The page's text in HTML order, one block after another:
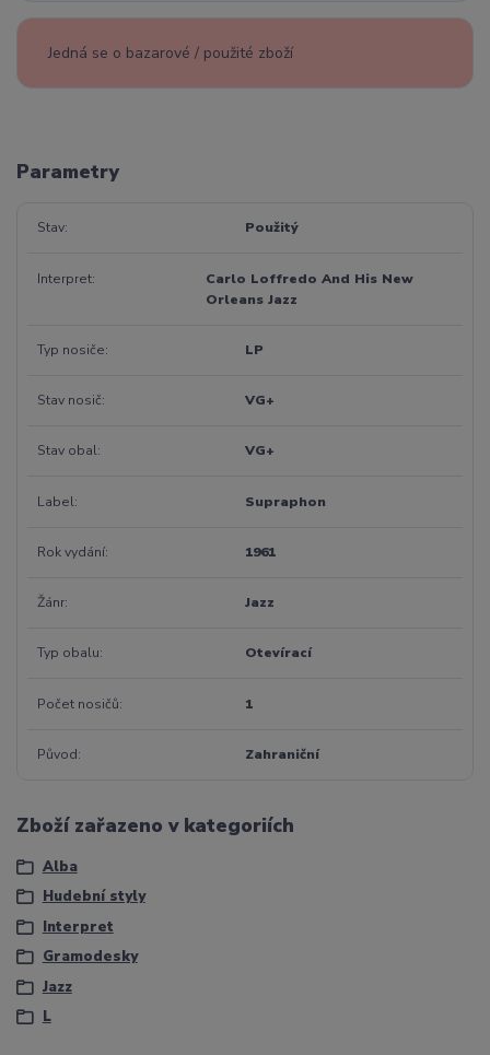
Jedná se o bazarové / použité zboží
Parametry
Stav Použitý
Interpret
Carlo Loffredo And His New
Orleans Jazz
Typ nosiče LP
Stav nosič VG+
Stav obal VG+
Label Supraphon
Rok vydání 1961
Žánr Jazz
Typ obalu Otevírací
Počet nosičů 1
Původ Zahraniční
Zboží zařazeno v kategoriích
Alba
Hudební styly
Interpret
Gramodesky
Jazz
L